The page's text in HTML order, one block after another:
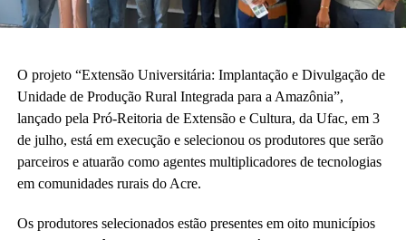
O projeto “Extensão Universitária: Implantação e Divulgação de
Unidade de Produção Rural Integrada para a Amazônia”,
lançado pela Pró-Reitoria de Extensão e Cultura, da Ufac, em 3
de julho, está em execução e selecionou os produtores que serão
parceiros e atuarão como agentes multiplicadores de tecnologias
em comunidades rurais do Acre.
Os produtores selecionados estão presentes em oito municípios